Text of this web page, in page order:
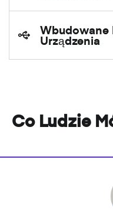
Wbudowane
Urządzenia
Co Ludzie